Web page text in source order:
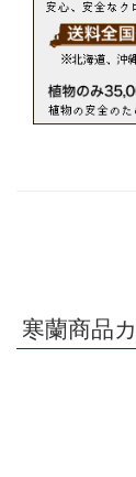
寒蘭商品